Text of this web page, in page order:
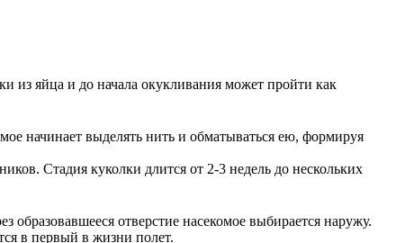
из яйца и до начала окукливания может пройти как
начинает выделять нить и обматываться ею, формируя
Стадия куколки длится от 2-3 недель до нескольких
образовавшееся отверстие насекомое выбирается наружу.
в первый в жизни полет.